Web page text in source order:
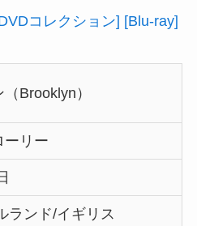
コレクション] [Blu-ray]
Brooklyn）
ーリー
ランド/イギリス